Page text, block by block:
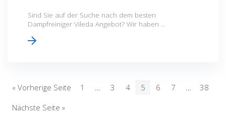
Sind Sie auf der Suche nach dem besten
Dampfreiniger Vileda Angebot? Wir haben ...
« Vorherige Seite 1 3 4 5 6 7
38
Nächste Seite »